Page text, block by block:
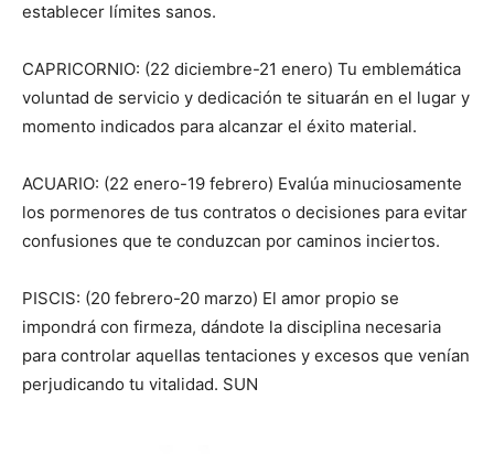
establecer límites sanos.
CAPRICORNIO: (22 diciembre-21 enero) Tu emblemática
voluntad de servicio y dedicación te situarán en el lugar y
momento indicados para alcanzar el éxito material.
ACUARIO: (22 enero-19 febrero) Evalúa minuciosamente
los pormenores de tus contratos o decisiones para evitar
confusiones que te conduzcan por caminos inciertos.
PISCIS: (20 febrero-20 marzo) El amor propio se
impondrá con firmeza, dándote la disciplina necesaria
para controlar aquellas tentaciones y excesos que venían
perjudicando tu vitalidad. SUN